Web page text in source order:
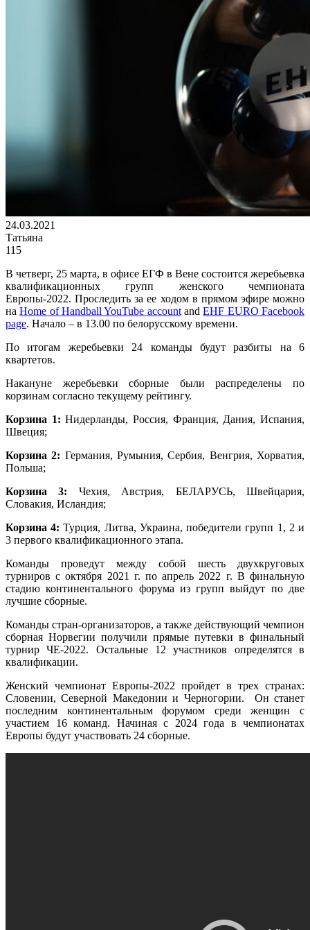
24.03.2021
Татьяна
115
В четверг, 25 марта, в офисе ЕГФ в Вене состоится жеребьевка
квалификационных групп женского чемпионата
Европы-2022. Проследить за ее ходом в прямом эфире можно
наHome of Handball YouTube accountandEHF EURO Facebook
page. Начало – в 13.00 по белорусскому времени.
По итогам жеребьевки 24 команды будут разбиты на 6
квартетов.
Накануне жеребьевки сборные были распределены по
корзинам согласно текущему рейтингу.
Корзина 1:Нидерланды, Россия, Франция, Дания, Испания,
Швеция;
Корзина 2: Германия, Румыния, Сербия, Венгрия, Хорватия,
Польша;
Корзина 3: Чехия, Австрия, БЕЛАРУСЬ, Швейцария,
Словакия, Исландия;
Корзина 4:Турция, Литва, Украина, победители групп 1, 2 и
3 первого квалификационного этапа.
Команды проведут между собой шесть двухкруговых
турниров c октября 2021 г. по апрель 2022 г. В финальную
стадию континентального форума из групп выйдут по две
лучшие сборные.
Команды стран-организаторов, а также действующий чемпион
сборная Норвегии получили прямые путевки в финальный
турнир ЧЕ-2022. Остальные 12 участников определятся в
квалификации.
Женский чемпионат Европы-2022 пройдет в трех странах:
Словении, Северной Македонии и Черногории. Он станет
последним континентальным форумом среди женщин с
участием 16 команд. Начиная с 2024 года в чемпионатах
Европы будут участвовать 24 сборные.